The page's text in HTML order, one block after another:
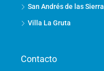
San Andrés de las Sierra
Villa La Gruta
Contacto